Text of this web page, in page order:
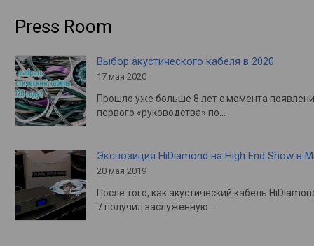
Press Room
Выбор акустического кабеля в 2020
17 мая 2020
Прошло уже больше 8 лет с момента
первого «руководства» по…
Экспозиция HiDiamond на High End Show в
20 мая 2019
После того, как акустический кабель
7 получил заслуженную…